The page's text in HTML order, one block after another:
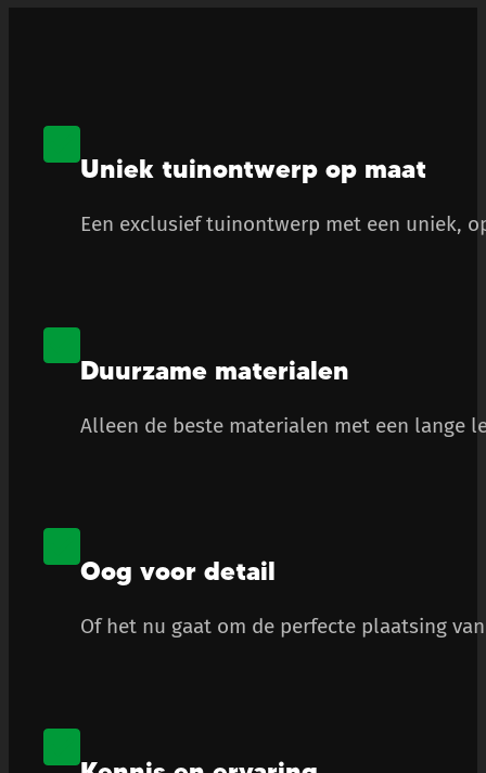
Uniek tuinontwerp op maat
Een exclusief tuinontwerp met een uniek,
Duurzame materialen
Alleen de beste materialen met een lange
Oog voor detail
Of het nu gaat om de perfecte plaatsing